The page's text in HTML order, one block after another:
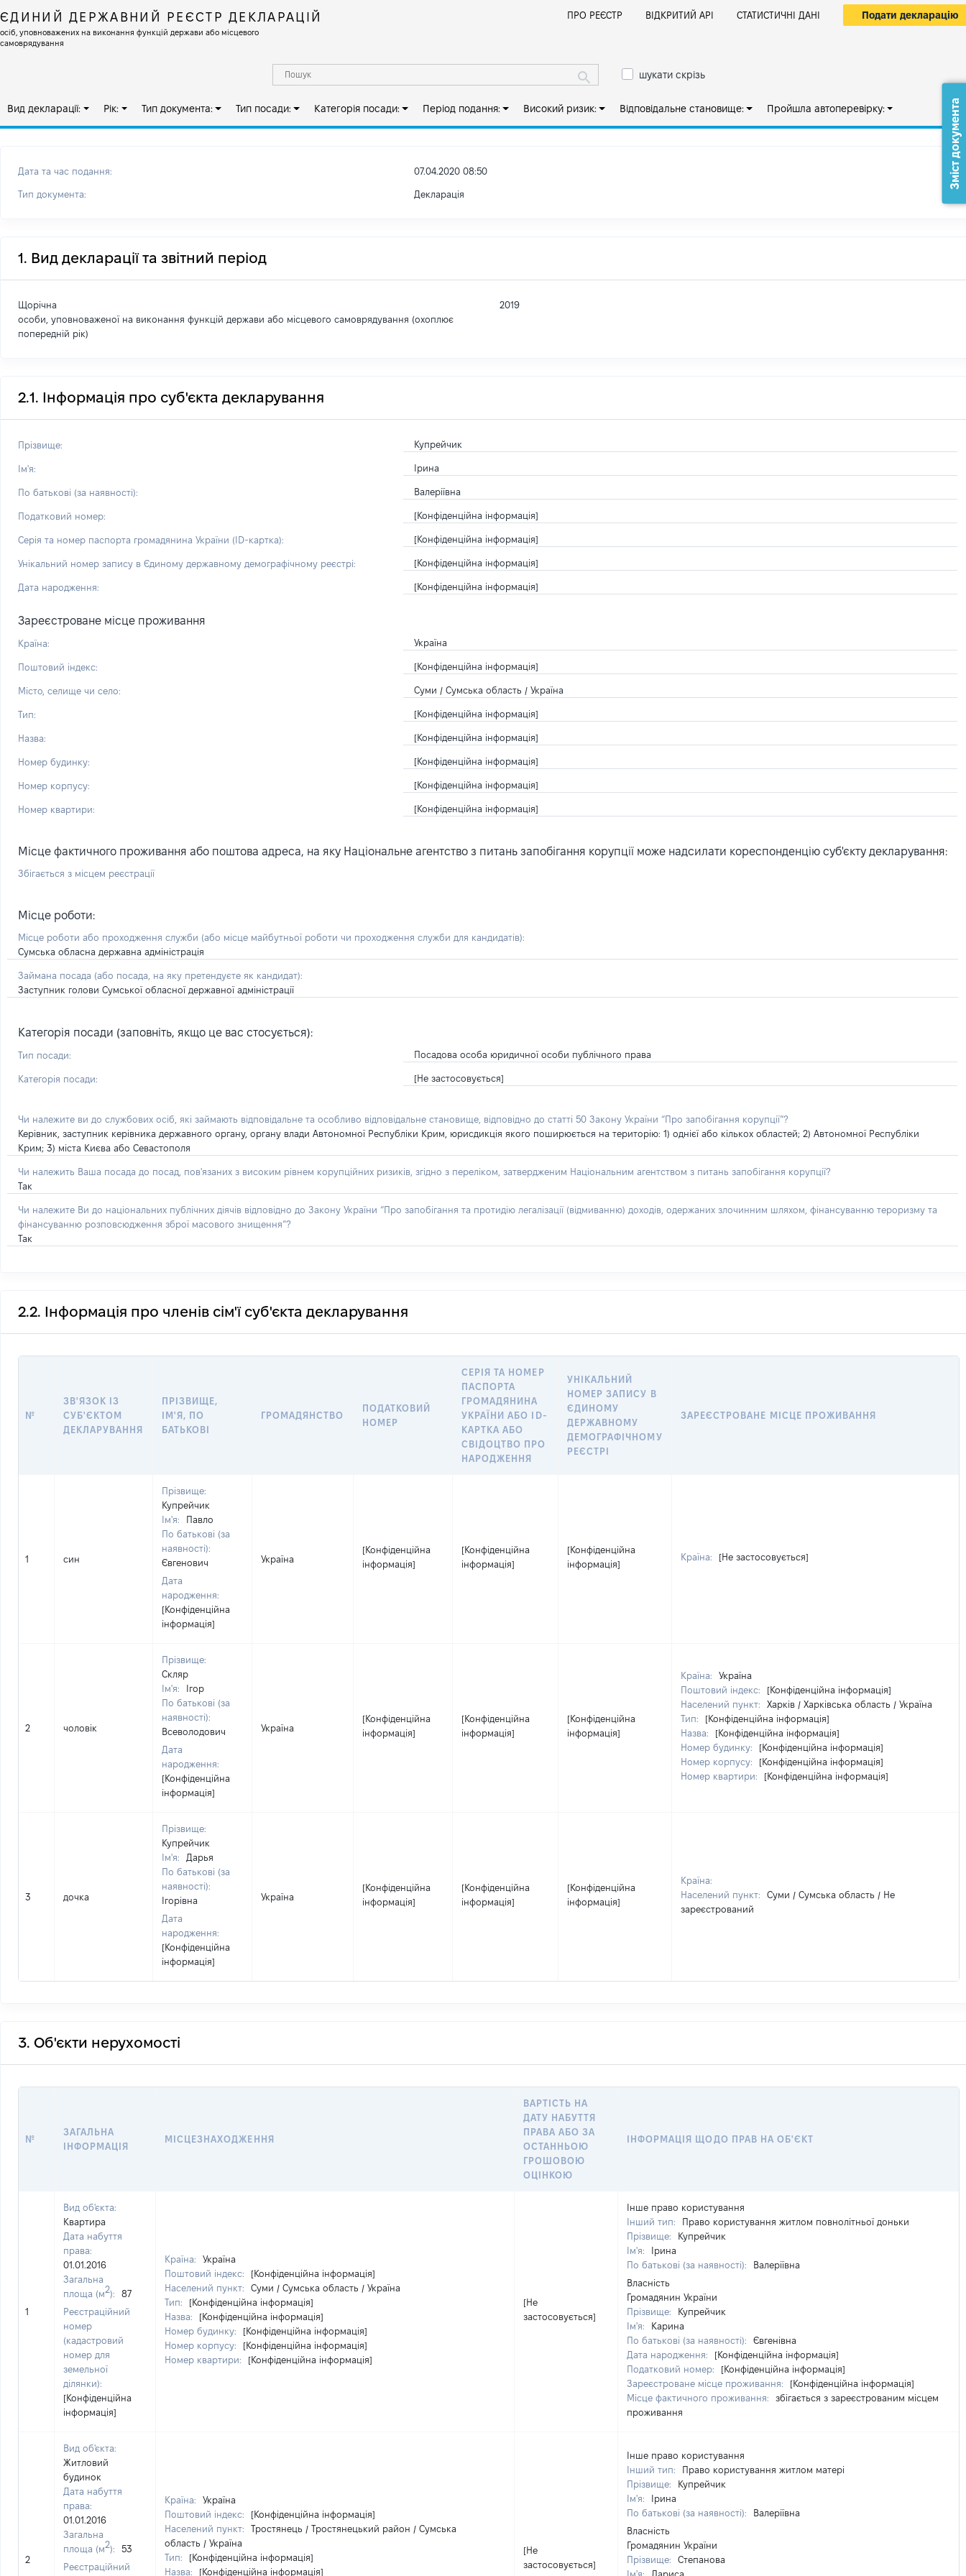
ЄДИНИЙ ДЕРЖАВНИЙ РЕЄСТР ДЕКЛАРАЦІЙ
осіб, уповноважених на виконання функцій держави або місцевого
самоврядування
ПРО РЕЄСТР ВІДКРИТИЙ АРІ СТАТИСТИЧНІ ДАНІ Подати декларацію
шукати скрізь
Вид декларації: Рік: Тип документа: Тип посади: Категорія посади: Період подання: Високий ризик: Відповідальне становище: Пройшла автоперевірку:
Дата та час подання: 07.04.2020 08:50
Тип документа: Декларація
1. Вид декларації та звітний період
Щорічна
особи, уповноваженої на виконання функцій держави або місцевого самоврядування (охоплює
попередній рік)
2019
2.1. Інформація про суб'єкта декларування
Прізвище: Купрейчик
Ім'я: Ірина
По батькові (за наявності): Валеріївна
Податковий номер: [Конфіденційна інформація]
Серія та номер паспорта громадянина України (ID-картка): [Конфіденційна інформація]
Унікальний номер запису в Єдиному державному демографічному реєстрі: [Конфіденційна інформація]
Дата народження: [Конфіденційна інформація]
Зареєстроване місце проживання
Країна: Україна
Поштовий індекс: [Конфіденційна інформація]
Місто, селище чи село: Суми / Сумська область / Україна
Тип: [Конфіденційна інформація]
Назва: [Конфіденційна інформація]
Номер будинку: [Конфіденційна інформація]
Номер корпусу: [Конфіденційна інформація]
Номер квартири: [Конфіденційна інформація]
Місце фактичного проживання або поштова адреса, на яку Національне агентство з питань запобігання корупції може надсилати кореспонденцію суб'єкту декларування:
Збігається з місцем реєстрації
Місце роботи:
Місце роботи або проходження служби (або місце майбутньої роботи чи проходження служби для кандидатів):
Сумська обласна державна адміністрація
Займана посада (або посада, на яку претендуєте як кандидат):
Заступник голови Сумської обласної державної адміністрації
Категорія посади (заповніть, якщо це вас стосується):
Тип посади: Посадова особа юридичної особи публічного права
Категорія посади: [Не застосовується]
Чи належите ви до службових осіб, які займають відповідальне та особливо відповідальне становище, відповідно до статті 50 Закону України “Про запобігання корупції”?
Керівник, заступник керівника державного органу, органу влади Автономної Республіки Крим, юрисдикція якого поширюється на територію: 1) однієї або кількох областей; 2) Автономної Республіки
Крим; 3) міста Києва або Севастополя
Чи належить Ваша посада до посад, пов'язаних з високим рівнем корупційних ризиків, згідно з переліком, затвердженим Національним агентством з питань запобігання корупції?
Так
Чи належите Ви до національних публічних діячів відповідно до Закону України “Про запобігання та протидію легалізації (відмиванню) доходів, одержаних злочинним шляхом, фінансуванню тероризму та
фінансуванню розповсюдження зброї масового знищення”?
Так
2.2. Інформація про членів сім'ї суб'єкта декларування
№
ЗВ'ЯЗОК ІЗ
СУБ'ЄКТОМ
ДЕКЛАРУВАННЯ
ПРІЗВИЩЕ,
ІМ'Я, ПО
БАТЬКОВІ
ГРОМАДЯНСТВО
ПОДАТКОВИЙ
НОМЕР
СЕРІЯ ТА НОМЕР
ПАСПОРТА
ГРОМАДЯНИНА
УКРАЇНИ АБО ID-
КАРТКА АБО
СВІДОЦТВО ПРО
НАРОДЖЕННЯ
УНІКАЛЬНИЙ
НОМЕР ЗАПИСУ В
ЄДИНОМУ
ДЕРЖАВНОМУ
ДЕМОГРАФІЧНОМУ
РЕЄСТРІ
ЗАРЕЄСТРОВАНЕ МІСЦЕ ПРОЖИВАННЯ
1 син
Прізвище:
Купрейчик
Ім'я:
Павло
По батькові (за
наявності):
Євгенович
Дата
народження:
[Конфіденційна
інформація]
Україна
[Конфіденційна
інформація]
[Конфіденційна
інформація]
[Конфіденційна
інформація]
Країна: [Не застосовується]
2 чоловік
Прізвище:
Скляр
Ім'я:
Ігор
По батькові (за
наявності):
Всеволодович
Дата
народження:
[Конфіденційна
інформація]
Україна
[Конфіденційна
інформація]
[Конфіденційна
інформація]
[Конфіденційна
інформація]
Країна:
Україна
Поштовий індекс:
[Конфіденційна інформація]
Населений пункт:
Харків / Харківська область / Україна
Тип:
[Конфіденційна інформація]
Назва:
[Конфіденційна інформація]
Номер будинку:
[Конфіденційна інформація]
Номер корпусу:
[Конфіденційна інформація]
Номер квартири:
[Конфіденційна інформація]
3 дочка
Прізвище:
Купрейчик
Ім'я:
Дарья
По батькові (за
наявності):
Ігорівна
Дата
народження:
[Конфіденційна
інформація]
Україна
[Конфіденційна
інформація]
[Конфіденційна
інформація]
[Конфіденційна
інформація]
Країна:
Населений пункт:
Суми / Сумська область / Не
зареєстрований
3. Об'єкти нерухомості
№
ЗАГАЛЬНА
ІНФОРМАЦІЯ
МІСЦЕЗНАХОДЖЕННЯ
ВАРТІСТЬ НА
ДАТУ НАБУТТЯ
ПРАВА АБО ЗА
ОСТАННЬОЮ
ГРОШОВОЮ
ОЦІНКОЮ
ІНФОРМАЦІЯ ЩОДО ПРАВ НА ОБ'ЄКТ
1
Вид об'єкта:
Квартира
Дата набуття
права:
01.01.2016
Загальна
площа (м2):
87
Реєстраційний
номер
(кадастровий
номер для
земельної
ділянки):
[Конфіденційна
інформація]
Країна:
Україна
Поштовий індекс:
[Конфіденційна інформація]
Населений пункт:
Суми / Сумська область / Україна
Тип:
[Конфіденційна інформація]
Назва:
[Конфіденційна інформація]
Номер будинку:
[Конфіденційна інформація]
Номер корпусу:
[Конфіденційна інформація]
Номер квартири:
[Конфіденційна інформація]
[Не
застосовується]
Інше право користування
Інший тип:
Право користування житлом повнолітньої доньки
Прізвище:
Купрейчик
Ім'я:
Ірина
По батькові (за наявності):
Валеріївна
Власність
Громадянин України
Прізвище:
Купрейчик
Ім'я:
Карина
По батькові (за наявності):
Євгенівна
Дата народження:
[Конфіденційна інформація]
Податковий номер:
[Конфіденційна інформація]
Зареєстроване місце проживання:
[Конфіденційна інформація]
Місце фактичного проживання:
збігається з зареєстрованим місцем
проживання
2
Вид об'єкта:
Житловий
будинок
Дата набуття
права:
01.01.2016
Загальна
площа (м2):
53
Реєстраційний
Країна:
Україна
Поштовий індекс:
[Конфіденційна інформація]
Населений пункт:
Тростянець / Тростянецький район / Сумська
область / Україна
Тип:
[Конфіденційна інформація]
Назва:
[Конфіденційна інформація]
[Не
застосовується]
Інше право користування
Інший тип:
Право користування житлом матері
Прізвище:
Купрейчик
Ім'я:
Ірина
По батькові (за наявності):
Валеріївна
Власність
Громадянин України
Прізвище:
Степанова
Ім'я:
Лариса
Зміст документа